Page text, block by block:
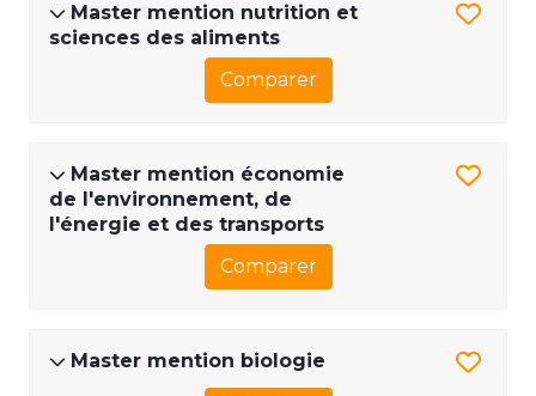
Master mention nutrition et
sciences des aliments
Comparer
Master mention économie
de l'environnement, de
l'énergie et des transports
Comparer
Master mention biologie